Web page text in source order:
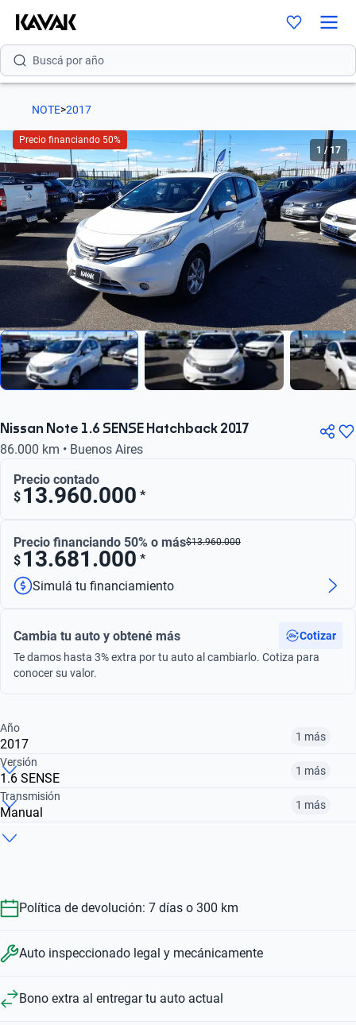
Buscá por marca
Buscá por versión
Buscá por año
Buscá por marca
Buscá por modelo
Buscá por versión
Buscá por año
NOTE>2017
Precio financiando 50%
1 / 17
Nissan Note 1.6 SENSE Hatchback 2017
86.000 km • Buenos Aires
Precio contado
$ 13.960.000 *
Precio financiando 50% o más$13.960.000
$ 13.681.000 *
Simulá tu financiamiento
Cambia tu auto y obtené más
Cotizar
Te damos hasta 3% extra por tu auto al cambiarlo. Cotiza para
conocer su valor.
Año
2017 1 más
2016
$ 15.141.000
Versión
1.6 SENSE 1 más
Transmisión
Manual 1 más
Política de devolución: 7 días o 300 km
Auto inspeccionado legal y mecánicamente
Bono extra al entregar tu auto actual